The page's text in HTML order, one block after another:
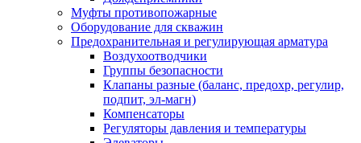
Муфты противопожарные
Оборудование для скважин
Предохранительная и регулирующая арматура
Воздухоотводчики
Группы безопасности
Клапаны разные (баланс, предохр, регулир,
подпит, эл-магн)
Компенсаторы
Регуляторы давления и температуры